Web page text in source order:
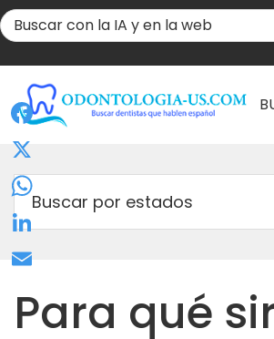
Para qué
Facebook
X
WhatsApp
LinkedIn